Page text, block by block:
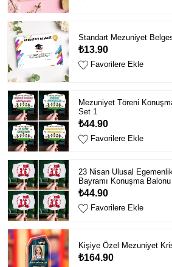
Standart Mezuniyet
₺13.90
Favorilere Ekle
Mezuniyet Töreni
Set 1
₺44.90
Favorilere Ekle
23 Nisan Ulusal
Bayramı Konuşma
₺44.90
Favorilere Ekle
Kişiye Özel Mezuniyet
₺164.90